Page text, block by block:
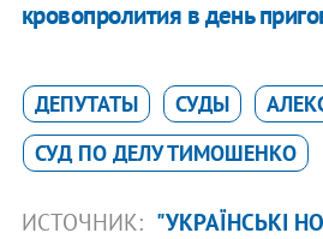
кровопролития в день
ДЕПУТАТЫ СУДЫ
СУД ПО ДЕЛУ ТИМОШЕНКО
ИСТОЧНИК: "УКРАЇНСЬКІ